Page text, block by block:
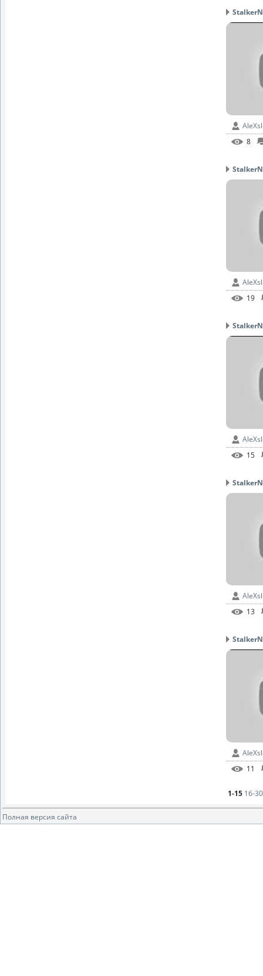
8
19
15
13
11
1-15 16-30
Полная версия сайта